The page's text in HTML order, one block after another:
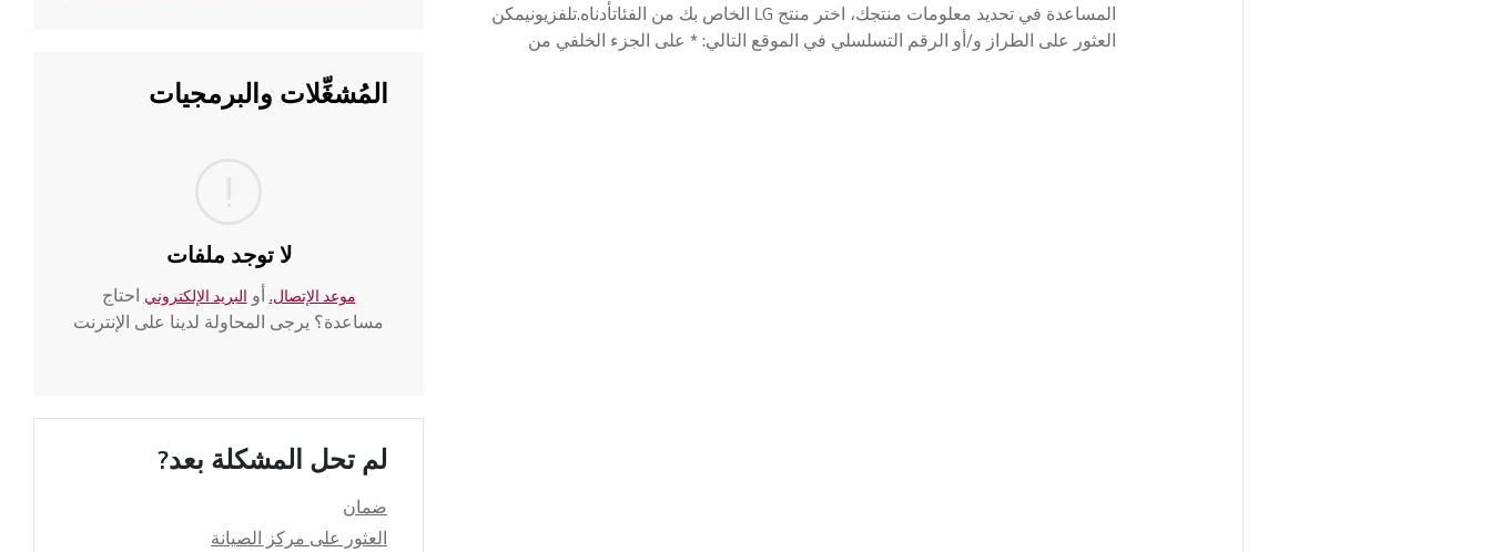
المساعدة في تحديد معلومات منتجك، اختر منتج LG الخاص بك من الفئاتأدناه.تلفزيونيمكن
العثور على الطراز و/أو الرقم التسلسلي في الموقع التالي: * على الجزء الخلفي من
المُشغِّلات والبرمجيات
لا توجد ملفات
موعد الإتصال. أو البريد الإلكتروني احتاج
مساعدة؟ يرجى المحاولة لدينا على الإنترنت
لم تحل المشكلة بعد?
ضمان
العثور على مركز الصيانة